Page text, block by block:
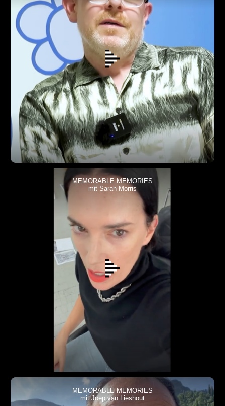
MEMORABLE MEMORIES
mit Sarah Morris
MEMORABLE MEMORIES
mit Joep van Lieshout